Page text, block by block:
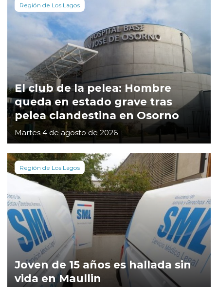
Región de Los Lagos
El club de la pelea: Hombre
queda en estado grave tras
pelea clandestina en Osorno
Martes 4 de agosto de 2026
Región de Los Lagos
Joven de 15 años es hallada sin
vida en Maullin